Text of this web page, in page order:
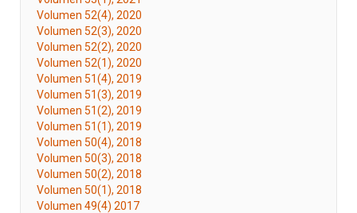
Volumen 52(4), 2020
Volumen 52(3), 2020
Volumen 52(2), 2020
Volumen 52(1), 2020
Volumen 51(4), 2019
Volumen 51(3), 2019
Volumen 51(2), 2019
Volumen 51(1), 2019
Volumen 50(4), 2018
Volumen 50(3), 2018
Volumen 50(2), 2018
Volumen 50(1), 2018
Volumen 49(4) 2017